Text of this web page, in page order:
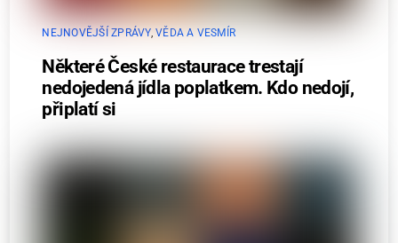
NEJNOVĚJŠÍ ZPRÁVY,VĚDA A VESMÍR
Některé České restaurace trestají
nedojedená jídla poplatkem. Kdo nedojí,
připlatí si